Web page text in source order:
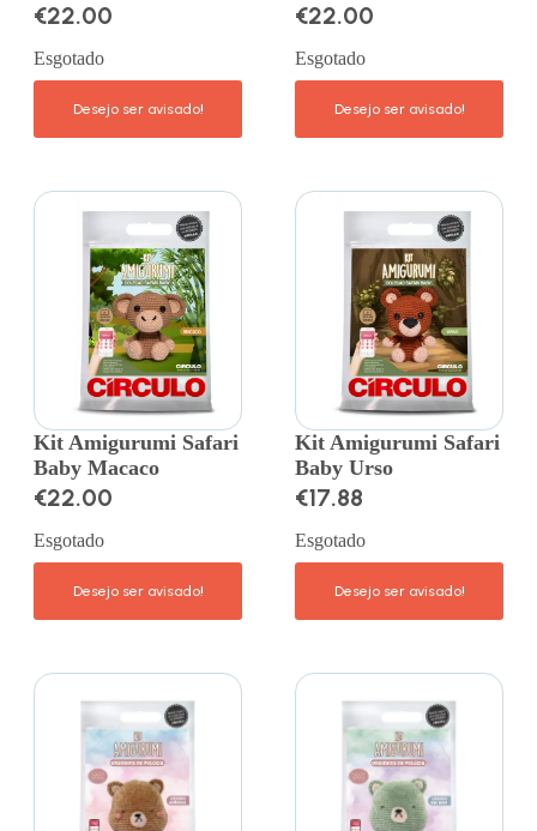
€22.00
Esgotado
€22.00
Esgotado
Kit Amigurumi Safari
Baby Macaco
€22.00
Esgotado
Kit Amigurumi Safari
Baby Urso
€17.88
Esgotado